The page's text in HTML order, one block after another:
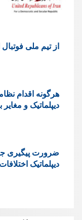
از تیم ملی فوتبال
هرگونه اقدام
دیپلماتیک و
ضرورت پیگیری
دیپلماتیک